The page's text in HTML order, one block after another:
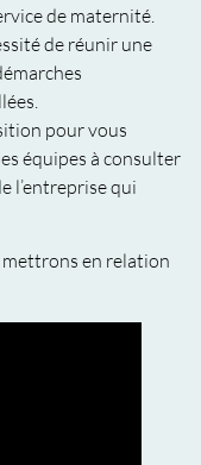
de maternité.
de réunir une
pour vous
équipes à consulter
l’entreprise qui
mettrons en relation